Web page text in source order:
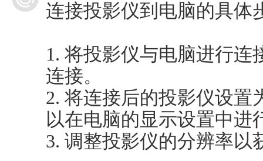
连接投影仪到电脑的具体
1. 将投影仪与电脑进行
连接。
2. 将连接后的投影仪设置
以在电脑的显示设置中进
3. 调整投影仪的分辨率以